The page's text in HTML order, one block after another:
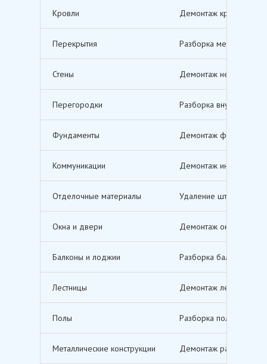
Кровли Демонтаж кровельных
Перекрытия Разборка межэтажных
Стены Демонтаж несущих и
Перегородки Разборка внутренних
Фундаменты Демонтаж
Коммуникации Демонтаж инженерных
Отделочные материалы Удаление штукатурки,
Окна и двери Демонтаж оконных и
Балконы и лоджии Разборка балконов и
Лестницы Демонтаж лестничных
Полы Разборка полов,
Металлические конструкции Демонтаж различных